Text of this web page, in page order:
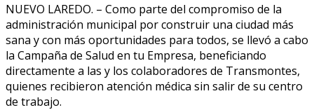
NUEVO LAREDO. – Como parte del compromiso de la
administración municipal por construir una ciudad más
sana y con más oportunidades para todos, se llevó a cabo
la Campaña de Salud en tu Empresa, beneficiando
directamente a las y los colaboradores de Transmontes,
quienes recibieron atención médica sin salir de su centro
de trabajo.